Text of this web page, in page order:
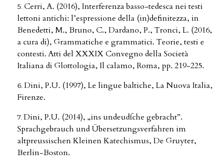
Cerri, A. (2016), Interferenza basso-tedesca nei testi
lettoni antichi: l’espressione della (in)definitezza, in
Benedetti, M., Bruno, C., Dardano, P., Tronci, L. (2016,
a cura di), Grammatiche e grammatici. Teorie, testi e
contesti. Atti del XXXIX Convegno della Società
Italiana di Glottologia, Il calamo, Roma, pp. 219-225.
Dini, P.U. (1997), Le lingue baltiche, La Nuova Italia,
Firenze.
Dini, P.U. (2014), „ins undeudſche gebracht‟.
Sprachgebrauch und Übersetzungsverfahren im
altpreussischen Kleinen Katechismus, De Gruyter,
Berlin-Boston.